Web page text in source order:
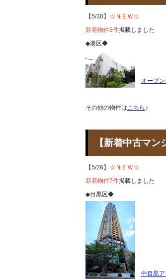
【5/30】 ☆ＮＥＷ☆
新着物件8件掲載しました
◆港区◆
オープ
その他の物件はこちら ♪
【新着中古マ
【5/26】 ☆ＮＥＷ☆
新着物件7件掲載しました
◆目黒区◆
中目黒